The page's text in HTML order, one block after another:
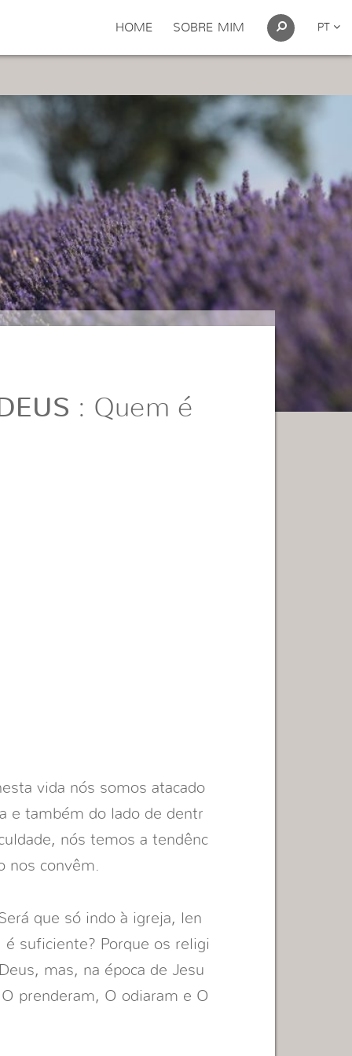
HOME SOBRE MIM PT
: Quem é
vida nós somos atacado
e também do lado de dentr
nós temos a tendênc
nos convêm.
que só indo à igreja, len
suficiente? Porque os religi
mas, na época de Jesu
prenderam, O odiaram e O